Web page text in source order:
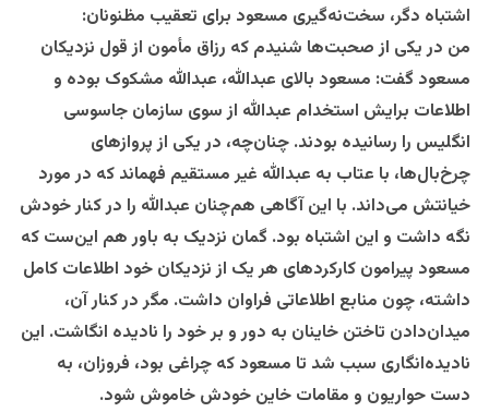
اشتباه دگر،‌ سخت‌نه‌گیری مسعود برای تعقیب مظنونان:
من در یکی از صحبت‌ها شنیدم که رزاق مأمون از قول نزدیکان
مسعود گفت: مسعود بالای عبدالله، عبدالله مشکوک بوده و
اطلاعات برایش استخدام عبدالله از سوی سازمان جاسوسی
انگلیس را رسانیده بودند. چنان‌چه، در یکی از پروازهای
چرخ‌بال‌ها، با عتاب به عبدالله غیر مستقیم فهماند که در مورد
خیانتش می‌داند. با این آگاهی هم‌چنان عبدالله را در کنار خودش
نگه داشت و این اشتباه بود. گمان نزدیک به باور هم این‌‌ست که
مسعود پیرامون کارکردهای هر یک از نزدیکان خود اطلاعات کامل
داشته، چون منابع اطلاعاتی فراوان داشت. مگر در کنار آن،
میدان‌دادن تاختن خاینان به دور و بر خود را نادیده انگاشت. این
نادیده‌انگاری سبب شد تا مسعود که چراغی بود، فروزان، به
دست حواریون و مقامات خاین خودش خاموش شود.